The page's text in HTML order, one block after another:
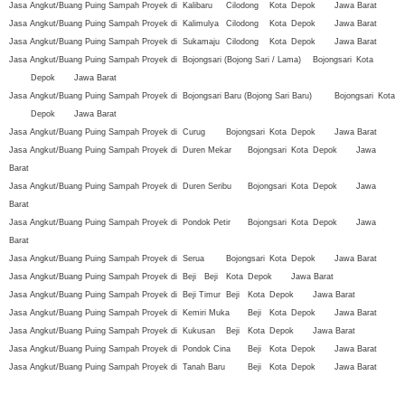
Jasa Angkut/Buang Puing Sampah Proyek di
Kalibaru Cilodong Kota Depok
Jawa Barat
Jasa Angkut/Buang Puing Sampah Proyek di
Kalimulya Cilodong Kota Depok
Jawa Barat
Jasa Angkut/Buang Puing Sampah Proyek di Sukamaju Cilodong Kota Depok
Jawa Barat
Jasa Angkut/Buang Puing Sampah Proyek di
Bojongsari (Bojong Sari / Lama) Bojongsari Kota
Depok
Jawa Barat
Jasa Angkut/Buang Puing Sampah Proyek di
Bojongsari Baru (Bojong Sari Baru) Bojongsari Kota
Depok
Jawa Barat
Jasa Angkut/Buang Puing Sampah Proyek di Curug Bojongsari Kota Depok
Jawa Barat
Jasa Angkut/Buang Puing Sampah Proyek di
Duren Mekar Bojongsari Kota Depok
Jawa
Barat
Jasa Angkut/Buang Puing Sampah Proyek di
Duren Seribu Bojongsari Kota Depok
Jawa
Barat
Jasa Angkut/Buang Puing Sampah Proyek di
Pondok Petir Bojongsari Kota Depok
Jawa
Barat
Jasa Angkut/Buang Puing Sampah Proyek di Serua Bojongsari Kota Depok
Jawa Barat
Jasa Angkut/Buang Puing Sampah Proyek di
Beji Beji Kota Depok
Jawa Barat
Jasa Angkut/Buang Puing Sampah Proyek di
Beji Timur Beji Kota Depok
Jawa Barat
Jasa Angkut/Buang Puing Sampah Proyek di
Kemiri Muka Beji Kota Depok
Jawa Barat
Jasa Angkut/Buang Puing Sampah Proyek di
Kukusan Beji Kota Depok
Jawa Barat
Jasa Angkut/Buang Puing Sampah Proyek di
Pondok Cina Beji Kota Depok
Jawa Barat
Jasa Angkut/Buang Puing Sampah Proyek di Tanah Baru Beji Kota Depok Jawa Barat